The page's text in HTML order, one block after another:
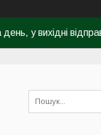
день, у вихідні